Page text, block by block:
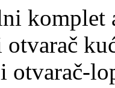
komplet
otvarač-